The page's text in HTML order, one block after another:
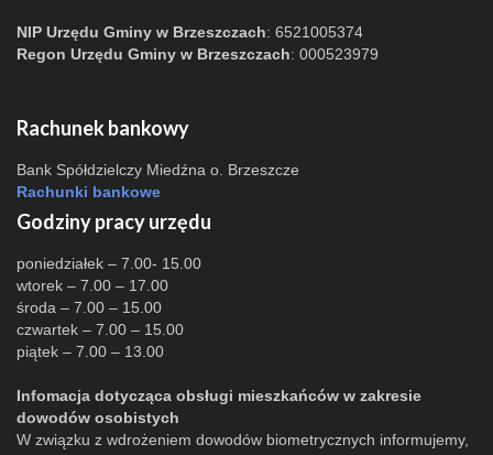
NIP Urzędu Gminy w Brzeszczach: 6521005374
Regon Urzędu Gminy w Brzeszczach: 000523979
Rachunek bankowy
Bank Spółdzielczy Miedźna o. Brzeszcze
Rachunki bankowe
Godziny pracy urzędu
poniedziałek – 7.00- 15.00
wtorek – 7.00 – 17.00
środa – 7.00 – 15.00
czwartek – 7.00 – 15.00
piątek – 7.00 – 13.00
Infomacja dotycząca obsługi mieszkańców w zakresie
dowodów osobistych
W związku z wdrożeniem dowodów biometrycznych informujemy,